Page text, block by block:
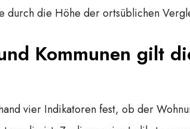
durch die Höhe der ortsüblichen
Kommunen gilt
vier Indikatoren fest, ob der